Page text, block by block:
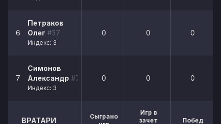
6
Петраков
Олег #37
Индекс: 3
0 0 0
7
Симонов
Александр #73
Индекс: 3
0 0 0
ВРАТАРИ
Сыграно
Игр в
зачет
Побед